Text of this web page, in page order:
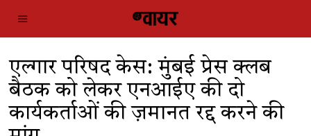
एल्गार परिषद केस: मुंबई प्रेस क्लब
बैठक को लेकर एनआईए की दो
कार्यकर्ताओं की ज़मानत रद्द करने की